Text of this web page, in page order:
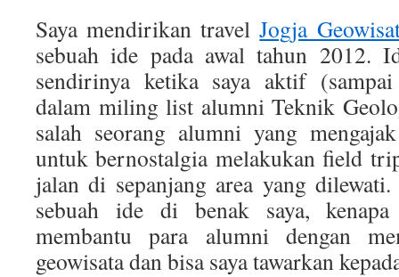
Saya mendirikan travelJogja
sebuah ide pada awal tahun 2012.
sendirinya ketika saya aktif (sampai
dalam miling list alumni Teknik
salah seorang alumni yang
untuk bernostalgia melakukan field
jalan di sepanjang area yang
sebuah ide di benak saya,
membantu para alumni dengan
geowisata dan bisa saya tawarkan